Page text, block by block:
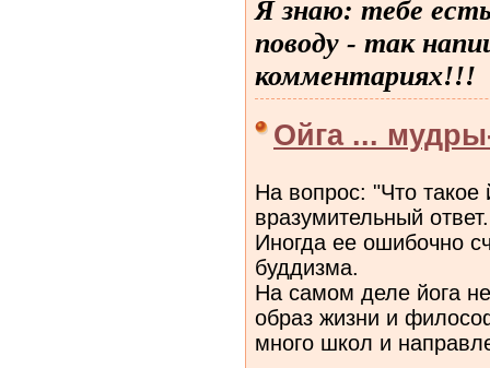
Я знаю: тебе
поводу - так
комментариях!!!
Ойга ...
На вопрос: "Что такое
вразумительный ответ.
Иногда ее ошибочно
буддизма.
На самом деле йога
образ жизни и
много школ и